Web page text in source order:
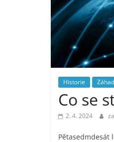
Historie
Co se
2. 4. 2024
Pětasedmdesát